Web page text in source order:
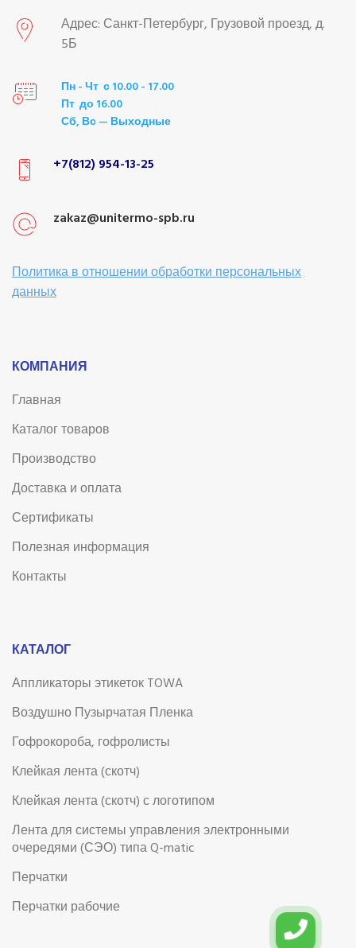
Адрес: Санкт-Петербург, Грузовой проезд, д.
5Б
Пн - Чт с 10.00 - 17.00
Пт до 16.00
Сб, Вс — Выходные
+7(812) 954-13-25
zakaz@unitermo-spb.ru
Политика в отношении обработки персональных
данных
КОМПАНИЯ
Главная
Каталог товаров
Производство
Доставка и оплата
Сертификаты
Полезная информация
Контакты
КАТАЛОГ
Аппликаторы этикеток TOWA
Воздушно Пузырчатая Пленка
Гофрокороба, гофролисты
Клейкая лента (скотч)
Клейкая лента (скотч) с логотипом
Лента для системы управления электронными
очередями (СЭО) типа Q-matic
Перчатки
Перчатки рабочие